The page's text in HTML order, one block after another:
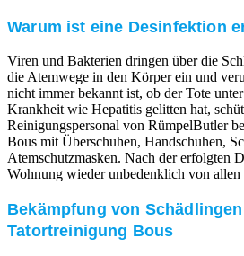
Warum ist eine Desinfektion
Viren und Bakterien dringen über die
die Atemwege in den Körper ein und
nicht immer bekannt ist, ob der Tote
Krankheit wie Hepatitis gelitten hat,
Reinigungspersonal von RümpelButler
Bous mit Überschuhen, Handschuhen,
Atemschutzmasken. Nach der erfolgten
Wohnung wieder unbedenklich von allen
Bekämpfung von
Tatortreinigung Bous